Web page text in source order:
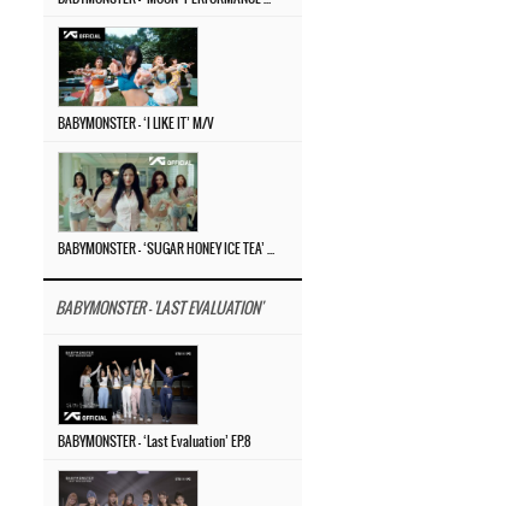
BABYMONSTER – ‘I LIKE IT’ M/V
BABYMONSTER - 'LAST EVALUATION'
BABYMONSTER – ‘Last Evaluation’ EP.8